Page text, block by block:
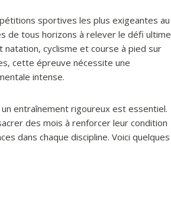
sportives les plus exigeantes au
de tous horizons à relever le défi ultime
natation, cyclisme et course à pied sur
cette épreuve nécessite une
intense.
entraînement rigoureux est essentiel.
des mois à renforcer leur condition
dans chaque discipline. Voici quelques